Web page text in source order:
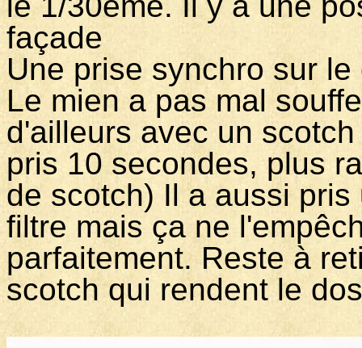
façade
Une prise synchro sur
Le mien a pas mal
d'ailleurs avec un
pris 10 secondes, plus
de scotch) Il a aussi
filtre mais ça ne
parfaitement. Reste à
scotch qui rendent le